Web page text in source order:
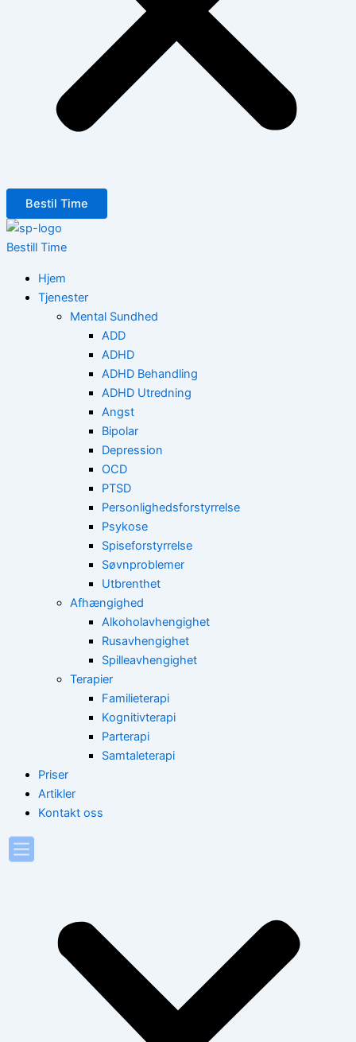
Bestil Time
Bestill Time
Hjem
Tjenester
Mental Sundhed
ADD
ADHD
ADHD Behandling
ADHD Utredning
Angst
Bipolar
Depression
OCD
PTSD
Personlighedsforstyrrelse
Psykose
Spiseforstyrrelse
Søvnproblemer
Utbrenthet
Afhængighed
Alkoholavhengighet
Rusavhengighet
Spilleavhengighet
Terapier
Familieterapi
Kognitivterapi
Parterapi
Samtaleterapi
Priser
Artikler
Kontakt oss